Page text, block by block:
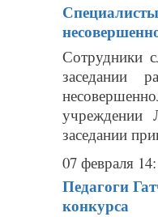
Сотрудники
заседании
учреждении
заседании
07 февраля
Педагоги
конкурса